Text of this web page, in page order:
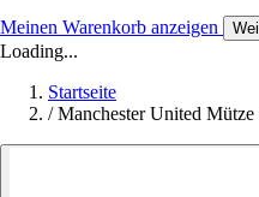
Meinen Warenkorb anzeigen
Loading...
Startseite
/ Manchester United